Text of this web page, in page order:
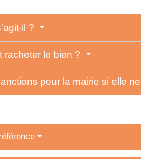
il ?
racheter le bien ?
pour la mairie si elle